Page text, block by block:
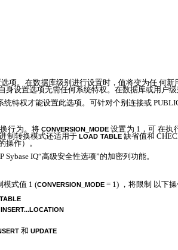
项。在数据库级别进行设置时，值将变为任 何
身设置选项无需任何系统特权。在数据库或用户
统特权才能设置此选项。可针对个别连接或
行为。将CONVERSION_MODE设置为 1 ，可 在执
制转换模式还适用于LOAD TABLE 缺省值和
操作）。
Sybase IQ“高级安全性选项”的加密列功能。
模式值 1 (CONVERSION_MODE = 1) ，将限制 以下
INSERT...LOCATION
和 UPDATE